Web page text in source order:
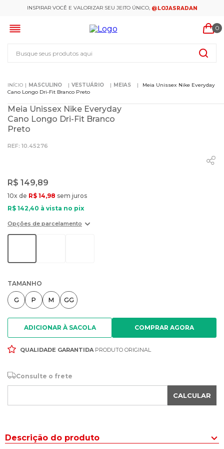
INSPIRAR VOCÊ E VALORIZAR SEU JEITO ÚNICO, @LOJASRADAN
0
MASCULINO VESTUÁRIO MEIAS
Meia Unissex Nike Everyday
Cano Longo Dri-Fit Branco Preto
Meia Unissex Nike Everyday
Cano Longo Dri-Fit Branco
Preto
: 10.45276
R$ 149,89
10x de R$ 14,98 sem juros
R$ 142,40 à vista no pix
Opções de parcelamento
TAMANHO
G P M GG
ADICIONAR À SACOLA
QUALIDADE GARANTIDAPRODUTO ORIGINAL
Consulte o frete
CALCULAR
Descrição do produto